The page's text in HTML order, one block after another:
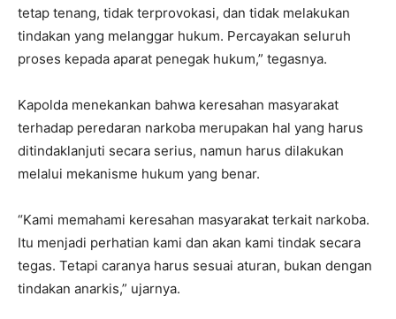
tetap tenang, tidak terprovokasi, dan tidak melakukan
tindakan yang melanggar hukum. Percayakan seluruh
proses kepada aparat penegak hukum,” tegasnya.
Kapolda menekankan bahwa keresahan masyarakat
terhadap peredaran narkoba merupakan hal yang harus
ditindaklanjuti secara serius, namun harus dilakukan
melalui mekanisme hukum yang benar.
“Kami memahami keresahan masyarakat terkait narkoba.
Itu menjadi perhatian kami dan akan kami tindak secara
tegas. Tetapi caranya harus sesuai aturan, bukan dengan
tindakan anarkis,” ujarnya.